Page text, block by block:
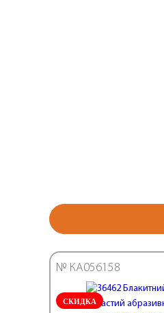
СКИДКА
№ КА056158